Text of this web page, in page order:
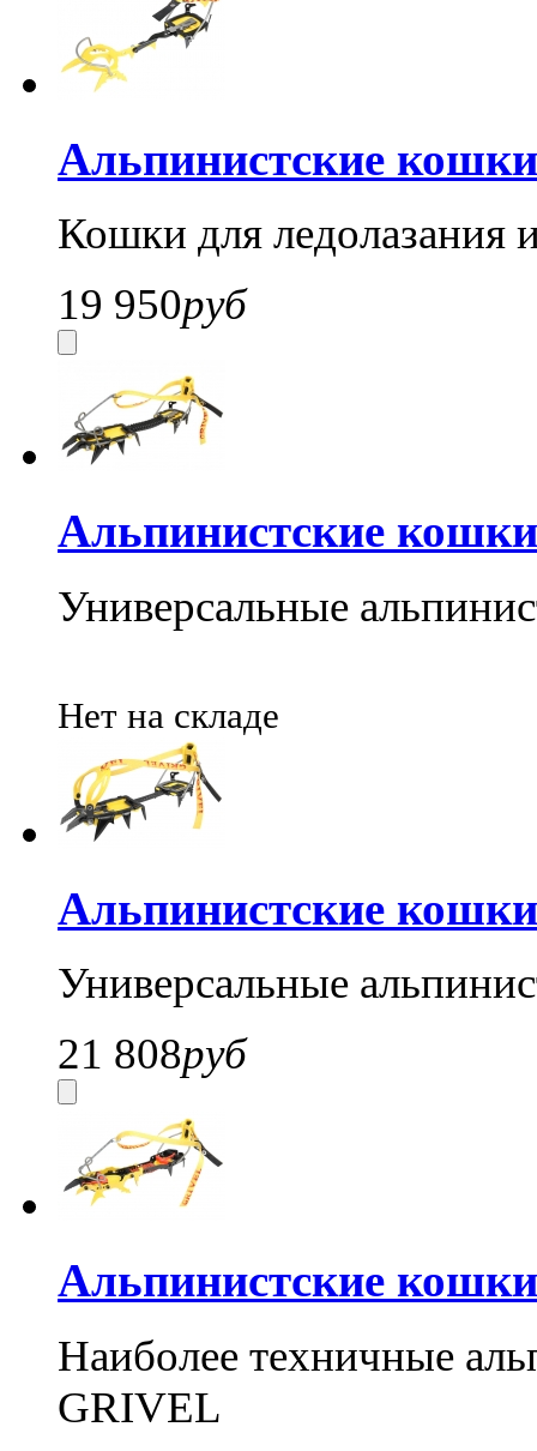
Альпинистские
Кошки для ледолазания
19 950руб
Альпинистские
Универсальные
Нет на складе
Альпинистские
Универсальные
21 808руб
Альпинистские
Наиболее техничные
GRIVEL